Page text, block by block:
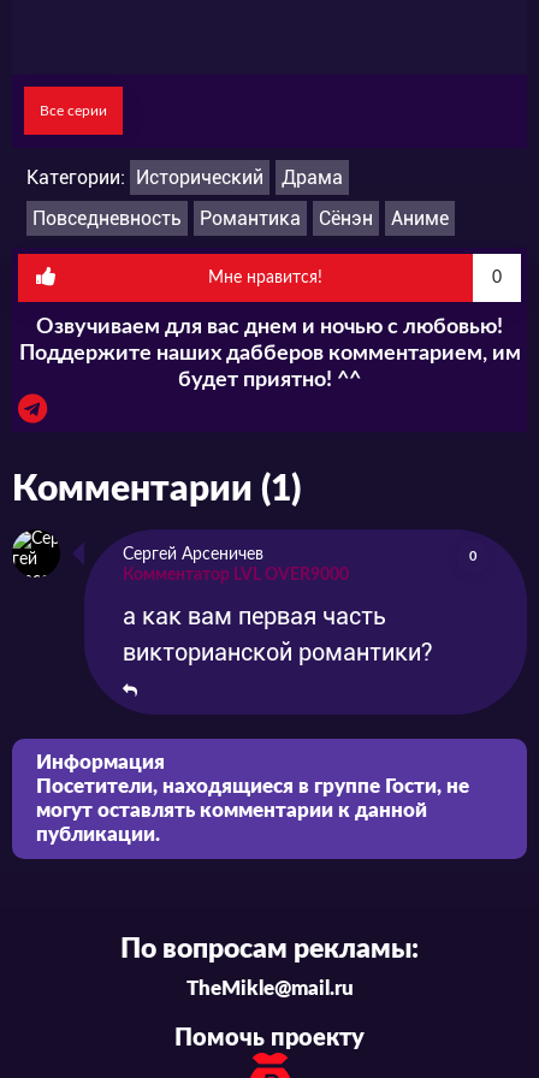
Все серии
Категории: Исторический
Драма
Повседневность
Романтика Сёнэн Аниме
Мне нравится! 0
Озвучиваем для вас днем и ночью с любовью!
Поддержите наших дабберов комментарием, им
будет приятно! ^^
Комментарии (1)
Сергей Арсеничев
Комментатор LVL OVER9000
0
а как вам первая часть
викторианской романтики?
Информация
Посетители, находящиеся в группе Гости, не
могут оставлять комментарии к данной
публикации.
По вопросам рекламы:
TheMikle@mail.ru
Помочь проекту